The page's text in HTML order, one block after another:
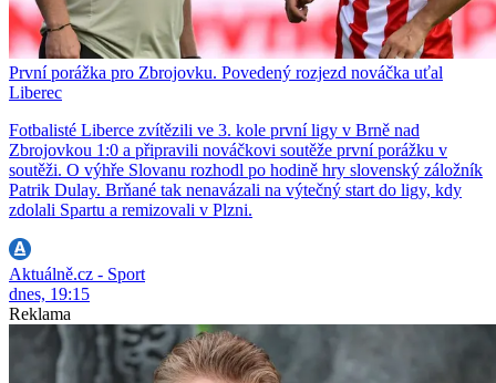
První porážka pro Zbrojovku. Povedený rozjezd nováčka uťal
Liberec
Fotbalisté Liberce zvítězili ve 3. kole první ligy v Brně nad
Zbrojovkou 1:0 a připravili nováčkovi soutěže první porážku v
soutěži. O výhře Slovanu rozhodl po hodině hry slovenský záložník
Patrik Dulay. Brňané tak nenavázali na výtečný start do ligy, kdy
zdolali Spartu a remizovali v Plzni.
Aktuálně.cz - Sport
dnes, 19:15
Reklama